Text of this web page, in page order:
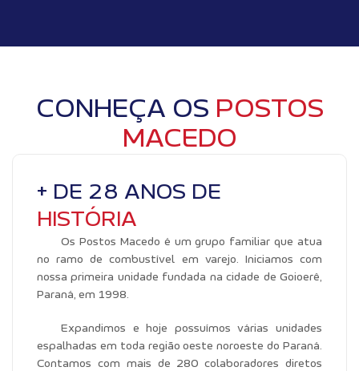
CONHEÇA OS POSTOS
MACEDO
+ DE 28 ANOS DE
HISTÓRIA
Os Postos Macedo é um grupo familiar que atua
no ramo de combustível em varejo. Iniciamos com
nossa primeira unidade fundada na cidade de Goioerê,
Paraná, em 1998.
Expandimos e hoje possuímos várias unidades
espalhadas em toda região oeste noroeste do Paraná.
Contamos com mais de 280 colaboradores diretos